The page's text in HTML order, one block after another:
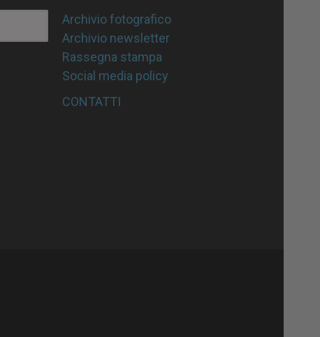
Archivio fotografico
Archivio newsletter
Rassegna stampa
Social media policy
CONTATTI